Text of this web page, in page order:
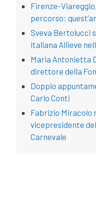
Firenze-
percorso:
Sveva Bertolucci
italiana Allieve
Maria Antonietta
direttore della
Doppio
Carlo Conti
Fabrizio Miracolo
vicepresidente
Carnevale